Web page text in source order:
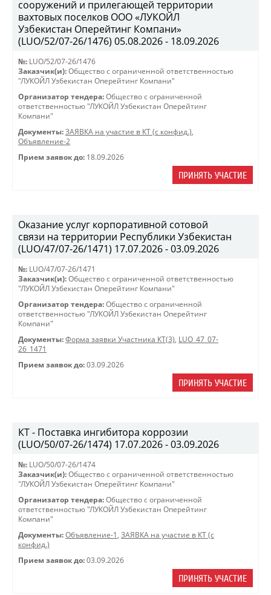
сооружений и прилегающей территории
вахтовых поселков ООО «ЛУКОЙЛ
Узбекистан Оперейтинг Компани»
(LUO/52/07-26/1476) 05.08.2026 - 18.09.2026
№: LUO/52/07-26/1476
Заказчик(и): Общество с ограниченной ответственностью
"ЛУКОЙЛ Узбекистан Оперейтинг Компани"
Организатор тендера: Общество с ограниченной
ответственностью "ЛУКОЙЛ Узбекистан Оперейтинг
Компани"
Документы: ЗАЯВКА на участие в КТ (с конфид.),
Объявление-2
Прием заявок до: 18.09.2026
ПРИНЯТЬ УЧАСТИЕ
Оказание услуг корпоративной сотовой
связи на территории Республики Узбекистан
(LUO/47/07-26/1471) 17.07.2026 - 03.09.2026
№: LUO/47/07-26/1471
Заказчик(и): Общество с ограниченной ответственностью
"ЛУКОЙЛ Узбекистан Оперейтинг Компани"
Организатор тендера: Общество с ограниченной
ответственностью "ЛУКОЙЛ Узбекистан Оперейтинг
Компани"
Документы: Форма заявки Участника КТ(3), LUO_47_07-
26_1471
Прием заявок до: 03.09.2026
ПРИНЯТЬ УЧАСТИЕ
КТ - Поставка ингибитора коррозии
(LUO/50/07-26/1474) 17.07.2026 - 03.09.2026
№: LUO/50/07-26/1474
Заказчик(и): Общество с ограниченной ответственностью
"ЛУКОЙЛ Узбекистан Оперейтинг Компани"
Организатор тендера: Общество с ограниченной
ответственностью "ЛУКОЙЛ Узбекистан Оперейтинг
Компани"
Документы: Объявление-1 , ЗАЯВКА на участие в КТ (с
конфид.)
Прием заявок до: 03.09.2026
ПРИНЯТЬ УЧАСТИЕ